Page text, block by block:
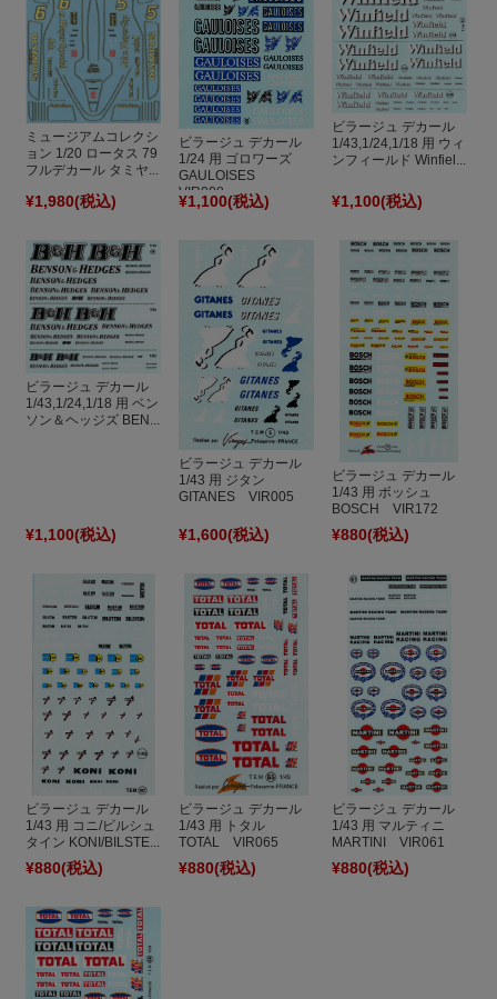
ミュージアムコレクシ
ョン 1/20 ロータス 79
フルデカール タミヤ...
¥1,980(税込)
ビラージュ デカール
1/24 用 ゴロワーズ
GAULOISES
VIR008
¥1,100(税込)
ビラージュ デカール
1/43,1/24,1/18 用 ウィ
ンフィールド Winfiel...
¥1,100(税込)
ビラージュ デカール
1/43,1/24,1/18 用 ベン
ソン＆ヘッジズ BEN...
¥1,100(税込)
ビラージュ デカール
1/43 用 ジタン
GITANES VIR005
¥1,600(税込)
ビラージュ デカール
1/43 用 ボッシュ
BOSCH VIR172
¥880(税込)
ビラージュ デカール
1/43 用 コニ/ビルシュ
タイン KONI/BILSTE...
¥880(税込)
ビラージュ デカール
1/43 用 トタル
TOTAL VIR065
¥880(税込)
ビラージュ デカール
1/43 用 マルティニ
MARTINI VIR061
¥880(税込)